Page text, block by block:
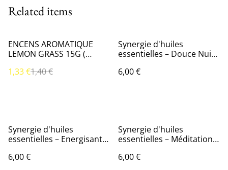
Related items
%
ENCENS AROMATIQUE
LEMON GRASS 15G (
1,33 €1,40 €
Synergie d'huiles
essentielles – Douce Nuit -
Diffusion -
6,00 €
Synergie d'huiles
essentielles – Energisante
Diffusion -
6,00 €
Synergie d'huiles
essentielles – Méditation -
Diffusion
6,00 €